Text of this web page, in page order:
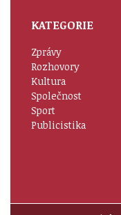
KATEGORIE
Zprávy
Rozhovory
Kultura
Společnost
Sport
Publicistika